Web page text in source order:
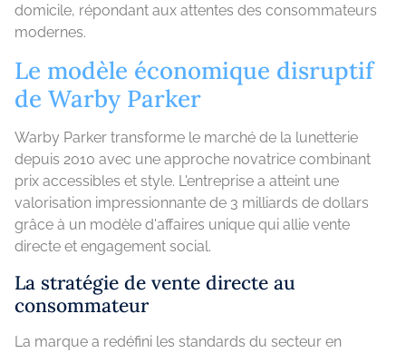
domicile, répondant aux attentes des consommateurs
modernes.
Le modèle économique disruptif
de Warby Parker
Warby Parker transforme le marché de la lunetterie
depuis 2010 avec une approche novatrice combinant
prix accessibles et style. L'entreprise a atteint une
valorisation impressionnante de 3 milliards de dollars
grâce à un modèle d'affaires unique qui allie vente
directe et engagement social.
La stratégie de vente directe au
consommateur
La marque a redéfini les standards du secteur en